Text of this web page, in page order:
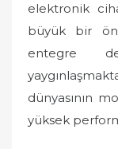
elektronik
büyük bir
entegre
dünyasının
yüksek